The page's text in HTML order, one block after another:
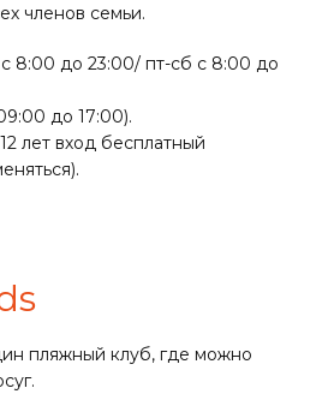
членов семьи.
8:00 до 23:00/ пт-сб с 8:00 до
до 17:00).
лет вход бесплатный
пляжный клуб, где можно